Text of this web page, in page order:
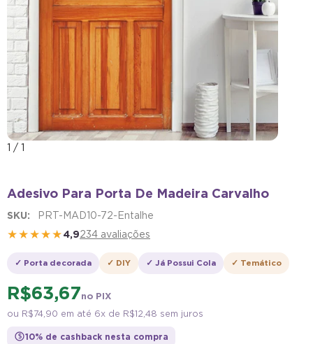
1 / 1
Adesivo Para Porta De Madeira Carvalho
SKU: PRT-MAD10-72-Entalhe
★★★★★ 4,9234 avaliações
✓ Já Possui Cola ✓ Temático
R$ 63,67
R$ 74,90 em até 6x de R$ 12,48
$